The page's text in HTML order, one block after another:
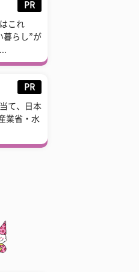
PR
これ
らし”が
PR
て、日本
業省・水